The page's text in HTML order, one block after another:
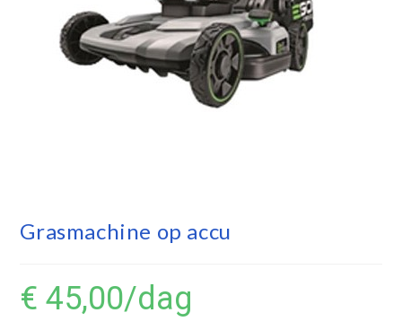
Grasmachine op accu
€ 45,00/dag